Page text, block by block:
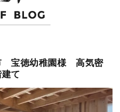
宝徳幼稚園様 高気密
て